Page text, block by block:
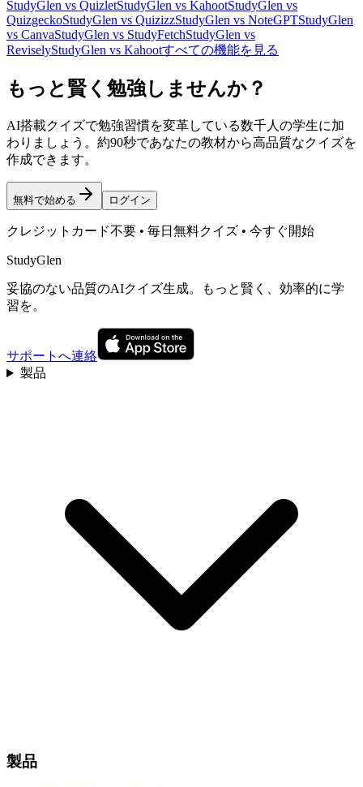
StudyGlen vs QuizletStudyGlen vs KahootStudyGlen vs
QuizgeckoStudyGlen vs QuizizzStudyGlen vs NoteGPTStudyGlen
vs CanvaStudyGlen vs StudyFetchStudyGlen vs
ReviselyStudyGlen vs Kahootすべての機能を見る
もっと賢く勉強しませんか？
AI搭載クイズで勉強習慣を変革している数千人の学生に加
わりましょう。約90秒であなたの教材から高品質なクイズを
作成できます。
無料で始める ログイン
クレジットカード不要 • 毎日無料クイズ • 今すぐ開始
StudyGlen
妥協のない品質のAIクイズ生成。もっと賢く、効率的に学
習を。
サポートへ連絡
製品
製品